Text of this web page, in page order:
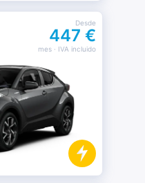
Desde
447 €
mes· IVA incluido